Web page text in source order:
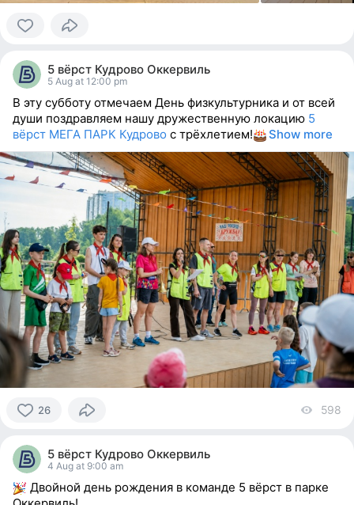
people
reacted 5 вёрст Кудрово Оккервиль
5 Aug at 12:00 pm
В эту субботу отмечаем День физкультурника и от всей
души поздравляем нашу дружественную локацию 5
вёрст МЕГА ПАРК Кудрово с трёхлетием! Show more
26
people
reacted
598
5 вёрст Кудрово Оккервиль
4 Aug at 9:00 am
Двойной день рождения в команде 5 вёрст в парке